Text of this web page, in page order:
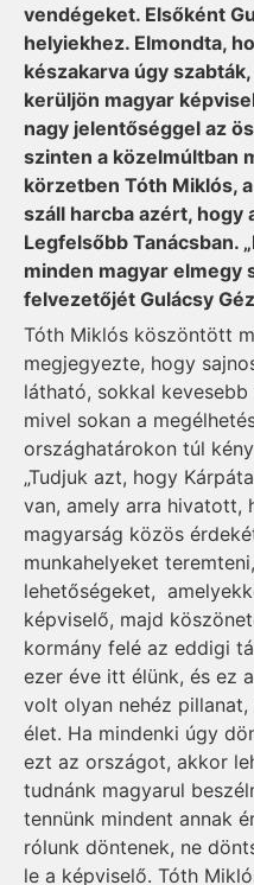
vendégeket. Elsőként
helyiekhez. Elmondta,
készakarva úgy
kerüljön magyar
nagy jelentőséggel az
szinten a közelmúltban
körzetben Tóth Miklós,
száll harcba azért, hogy
Legfelsőbb Tanácsban.
minden magyar elmegy
felvezetőjét Gulácsy
Tóth Miklós köszöntött
megjegyezte, hogy
látható, sokkal
mivel sokan a
országhatárokon túl
„Tudjuk azt, hogy
van, amely arra hivatott,
magyarság közös
munkahelyeket
lehetőségeket,
képviselő, majd
kormány felé az eddigi
ezer éve itt élünk, és ez
volt olyan nehéz
élet. Ha mindenki úgy
ezt az országot, akkor
tudnánk magyarul
tennünk mindent annak
rólunk döntenek, ne
le a képviselő. Tóth